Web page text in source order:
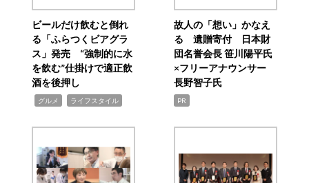
ビールだけ飲むと倒れ
る「ふらつくビアグラ
ス」発売 “強制的に水
を飲む”仕掛けで適正飲
酒を後押し
グルメ ライフスタイル
故人の「想い」かなえ
る 遺贈寄付 日本財
団名誉会長 笹川陽平氏
×フリーアナウンサー
長野智子氏
PR